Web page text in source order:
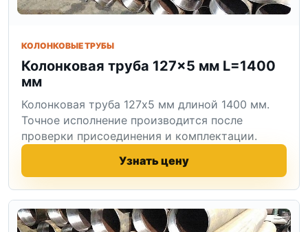
КОЛОНКОВЫЕ ТРУБЫ
Колонковая труба 127×5 мм L=1400
мм
Колонковая труба 127x5 мм длиной 1400 мм.
Точное исполнение производится после
проверки присоединения и комплектации.
Узнать цену